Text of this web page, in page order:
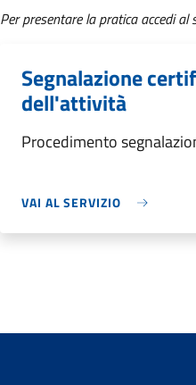
Per presentare la pratica accedi al
Segnalazione
dell'attività
Procedimento
VAI AL SERVIZIO